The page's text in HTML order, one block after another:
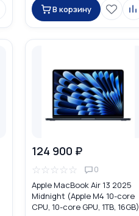
В корзину
124 900 ₽
☆☆☆☆☆ 0
Apple MacBook Air 13 2025
Midnight (Apple M4 10-core
CPU, 10-core GPU, 1TB, 16GB)